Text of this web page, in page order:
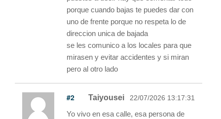
porque cuando bajas te puedes dar con
uno de frente porque no respeta lo de
direccion unica de bajada
se les comunico a los locales para que
mirasen y evitar accidentes y si miran
pero al otro lado
#2 Taiyousei 22/07/2026 13:17:31
Yo vivo en esa calle, esa persona de